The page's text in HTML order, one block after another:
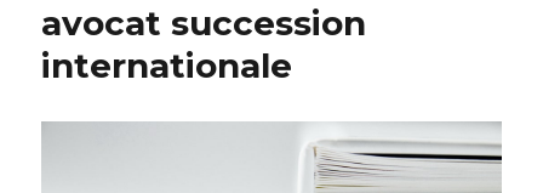
succession
avocat succession
internationale